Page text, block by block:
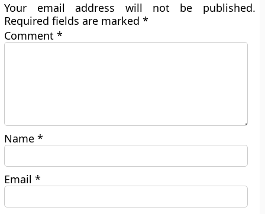
Your email address will not be published.
Required fields are marked*
Comment*
Name*
Email*